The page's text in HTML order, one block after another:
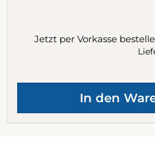
Jetzt per Vorkasse